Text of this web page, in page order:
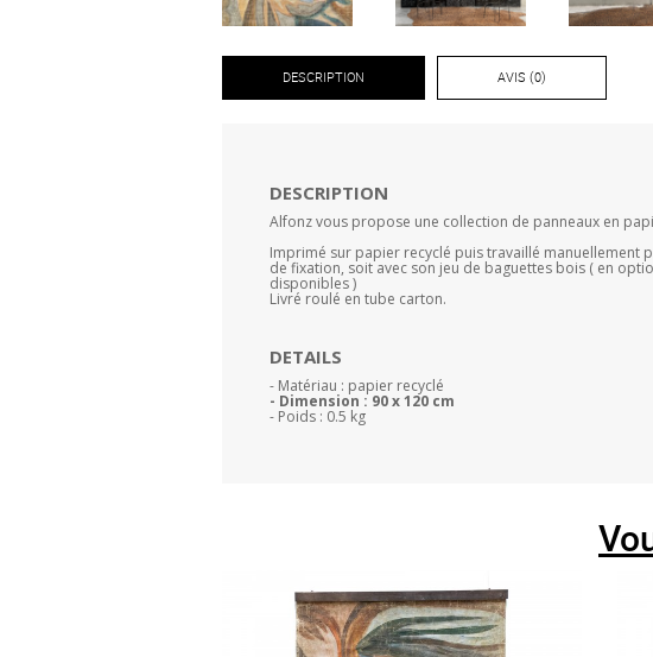
DESCRIPTION AVIS (0)
DESCRIPTION
Alfonz vous propose une collection de panneaux en
Imprimé sur papier recyclé puis travaillé manuellement
de fixation, soit avec son jeu de baguettes bois ( en
disponibles )
Livré roulé en tube carton.
DETAILS
- Matériau : papier recyclé
- Dimension : 90 x 120 cm
- Poids : 0.5 kg